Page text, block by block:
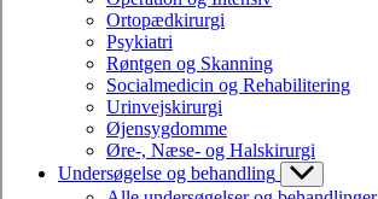
Ortopædkirurgi
Psykiatri
Røntgen og Skanning
Socialmedicin og Rehabilitering
Urinvejskirurgi
Øjensygdomme
Øre-, Næse- og Halskirurgi
Undersøgelse og behandling